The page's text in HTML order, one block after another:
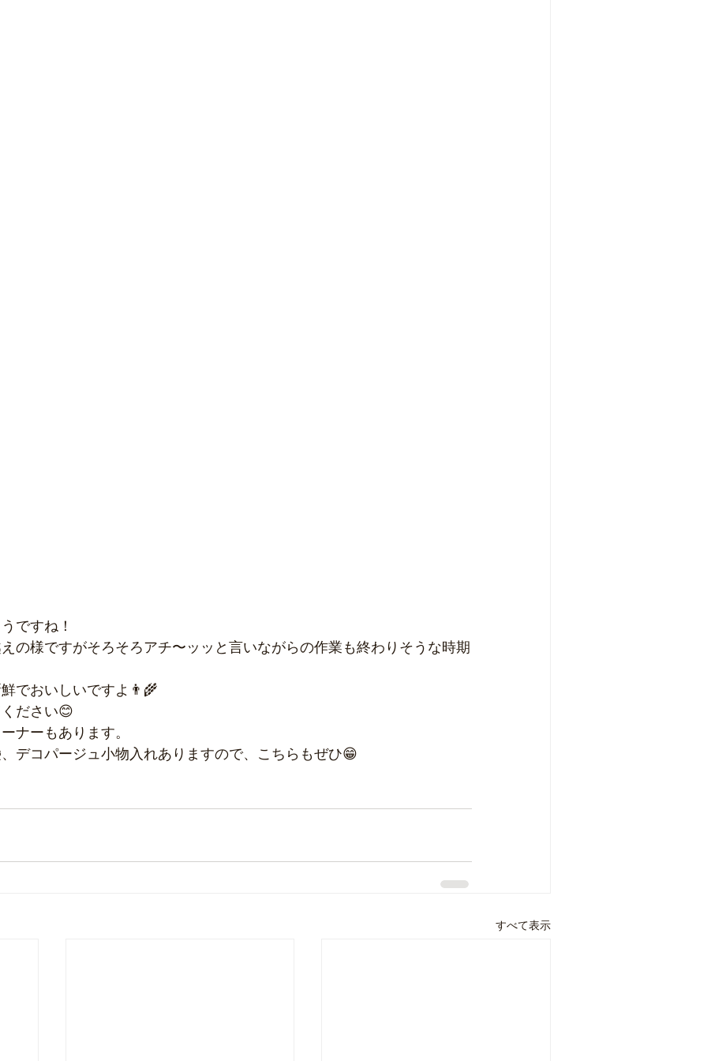
ですね！
の様ですがそろそろアチ〜ッッと言いながらの作業も終わりそうな時期
でおいしいですよ👨‍🌾
ださい😊
ナーもあります。
デコパージュ小物入れありますので、こちらもぜひ😁
すべて表示